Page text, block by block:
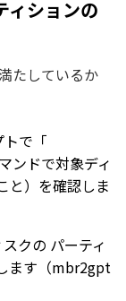
ィションの
たしているか
で「
ンドで対象ディ
と）を確認しま
クの パーティ
ます（mbr2gpt